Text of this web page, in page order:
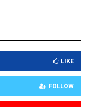
LIKE
FOLLOW